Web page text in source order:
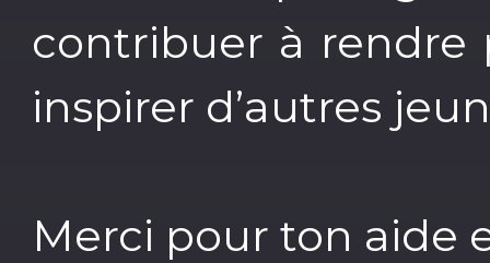
contribuer à rendre
inspirer d’autres
Merci pour ton aide